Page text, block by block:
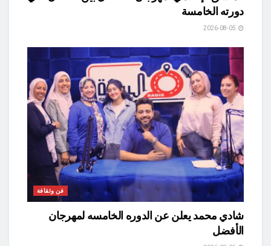
دورته الخامسة
فن وثقافة
شادي محمد يعلن عن الدوره الخامسه لمهرجان
الأفضل